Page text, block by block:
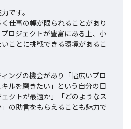
です。
仕事の幅が限られることがあり
ロジェクトが豊富にある上、小
ことに挑戦できる環境があるこ
ングの機会があり「幅広いプロ
ルを磨きたい」という自分の目
クトが最適か」「どのようなス
の助言をもらえることも魅力で